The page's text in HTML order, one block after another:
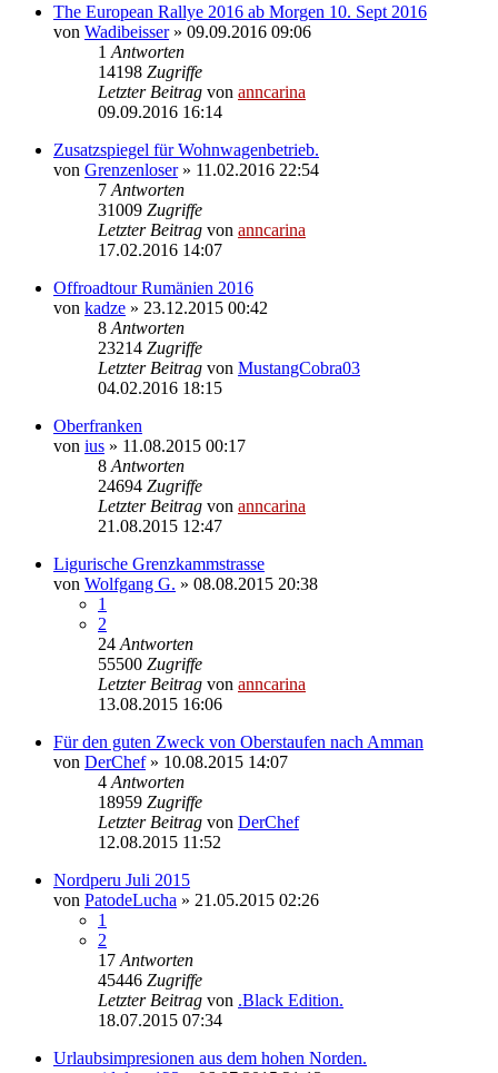
The European Rallye 2016 ab Morgen 10. Sept 2016
von Wadibeisser» 09.09.2016 09:06
1 Antworten
14198 Zugriffe
Letzter Beitrag von anncarina
09.09.2016 16:14
Zusatzspiegel für Wohnwagenbetrieb.
von Grenzenloser» 11.02.2016 22:54
7 Antworten
31009 Zugriffe
Letzter Beitrag von anncarina
17.02.2016 14:07
Offroadtour Rumänien 2016
von kadze » 23.12.2015 00:42
8 Antworten
23214 Zugriffe
Letzter Beitrag von MustangCobra03
04.02.2016 18:15
Oberfranken
von ius » 11.08.2015 00:17
8 Antworten
24694 Zugriffe
Letzter Beitrag von anncarina
21.08.2015 12:47
Ligurische Grenzkammstrasse
von Wolfgang G. » 08.08.2015 20:38
1
2
24 Antworten
55500 Zugriffe
Letzter Beitrag von anncarina
13.08.2015 16:06
Für den guten Zweck von Oberstaufen nach Amman
von DerChef» 10.08.2015 14:07
4 Antworten
18959 Zugriffe
Letzter Beitrag von DerChef
12.08.2015 11:52
Nordperu Juli 2015
von PatodeLucha » 21.05.2015 02:26
1
2
17 Antworten
45446 Zugriffe
Letzter Beitrag von .Black Edition.
18.07.2015 07:34
Urlaubsimpresionen aus dem hohen Norden.